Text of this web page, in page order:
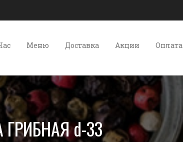
Меню Доставка Акции Оплата
d-33